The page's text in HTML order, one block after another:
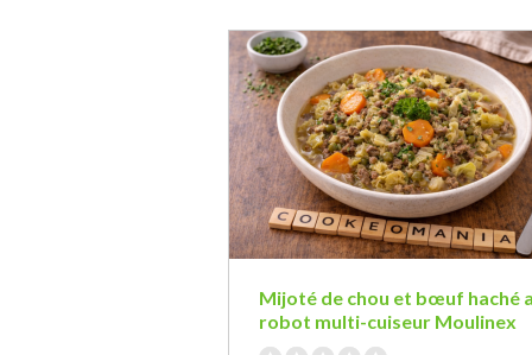
Mijoté de chou et bœuf haché
robot multi-cuiseur Moulinex